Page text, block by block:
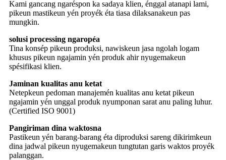
Kami gancang ngaréspon ka sadaya klien, énggal atanapi lami,
pikeun mastikeun yén proyék éta tiasa dilaksanakeun pas
mungkin.
solusi processing ngaropéa
Tina konsép pikeun produksi, nawiskeun jasa ngolah logam
khusus pikeun ngajamin yén produk ahir nyugemakeun
spésifikasi klien.
Jaminan kualitas anu ketat
Netepkeun pedoman manajemén kualitas anu ketat pikeun
ngajamin yén unggal produk nyumponan sarat anu paling luhur.
(Certified ISO 9001)
Pangiriman dina waktosna
Pastikeun yén barang-barang éta diproduksi sareng dikirimkeun
dina jadwal pikeun nyugemakeun tungtutan garis waktos proyék
palanggan.